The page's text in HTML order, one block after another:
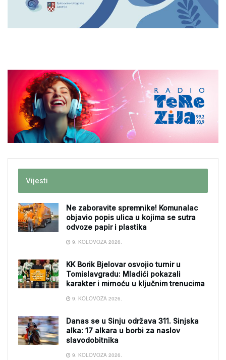
Vijesti
Ne zaboravite spremnike! Komunalac
objavio popis ulica u kojima se sutra
odvoze papir i plastika
9. KOLOVOZA 2026.
KK Borik Bjelovar osvojio turnir u
Tomislavgradu: Mladići pokazali
karakter i mirnoću u ključnim trenucima
9. KOLOVOZA 2026.
Danas se u Sinju održava 311. Sinjska
alka: 17 alkara u borbi za naslov
slavodobitnika
9. KOLOVOZA 2026.